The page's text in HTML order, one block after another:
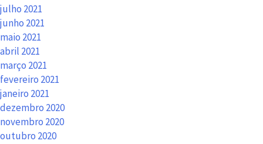
julho 2021
junho 2021
maio 2021
abril 2021
março 2021
fevereiro 2021
janeiro 2021
dezembro 2020
novembro 2020
outubro 2020